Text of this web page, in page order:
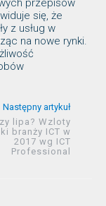
przepisów
się, że
z usług w
na nowe rynki.
Następny artykuł
lipa? Wzloty
branży ICT w
2017 wg ICT
Professional